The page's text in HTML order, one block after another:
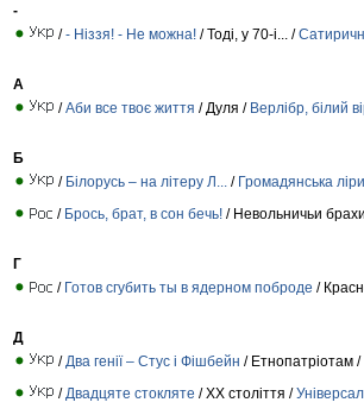
-
/- Ніззя! - Не можна! / Тоді, у 70-і... /
А
/Аби все твоє життя / Дуля / Верлібр, білий
Б
/ Білорусь – на літеру Л... / Громадянська
/ Брось, брат, в сон бечь! / Невольничьи
Г
/ Готов сгубить ты в ядерном поброде /
Д
/ Два генії – Стус і Фішбейн / Етнопатріотам /
/ Двадцяте стокляте / ХХ століття /